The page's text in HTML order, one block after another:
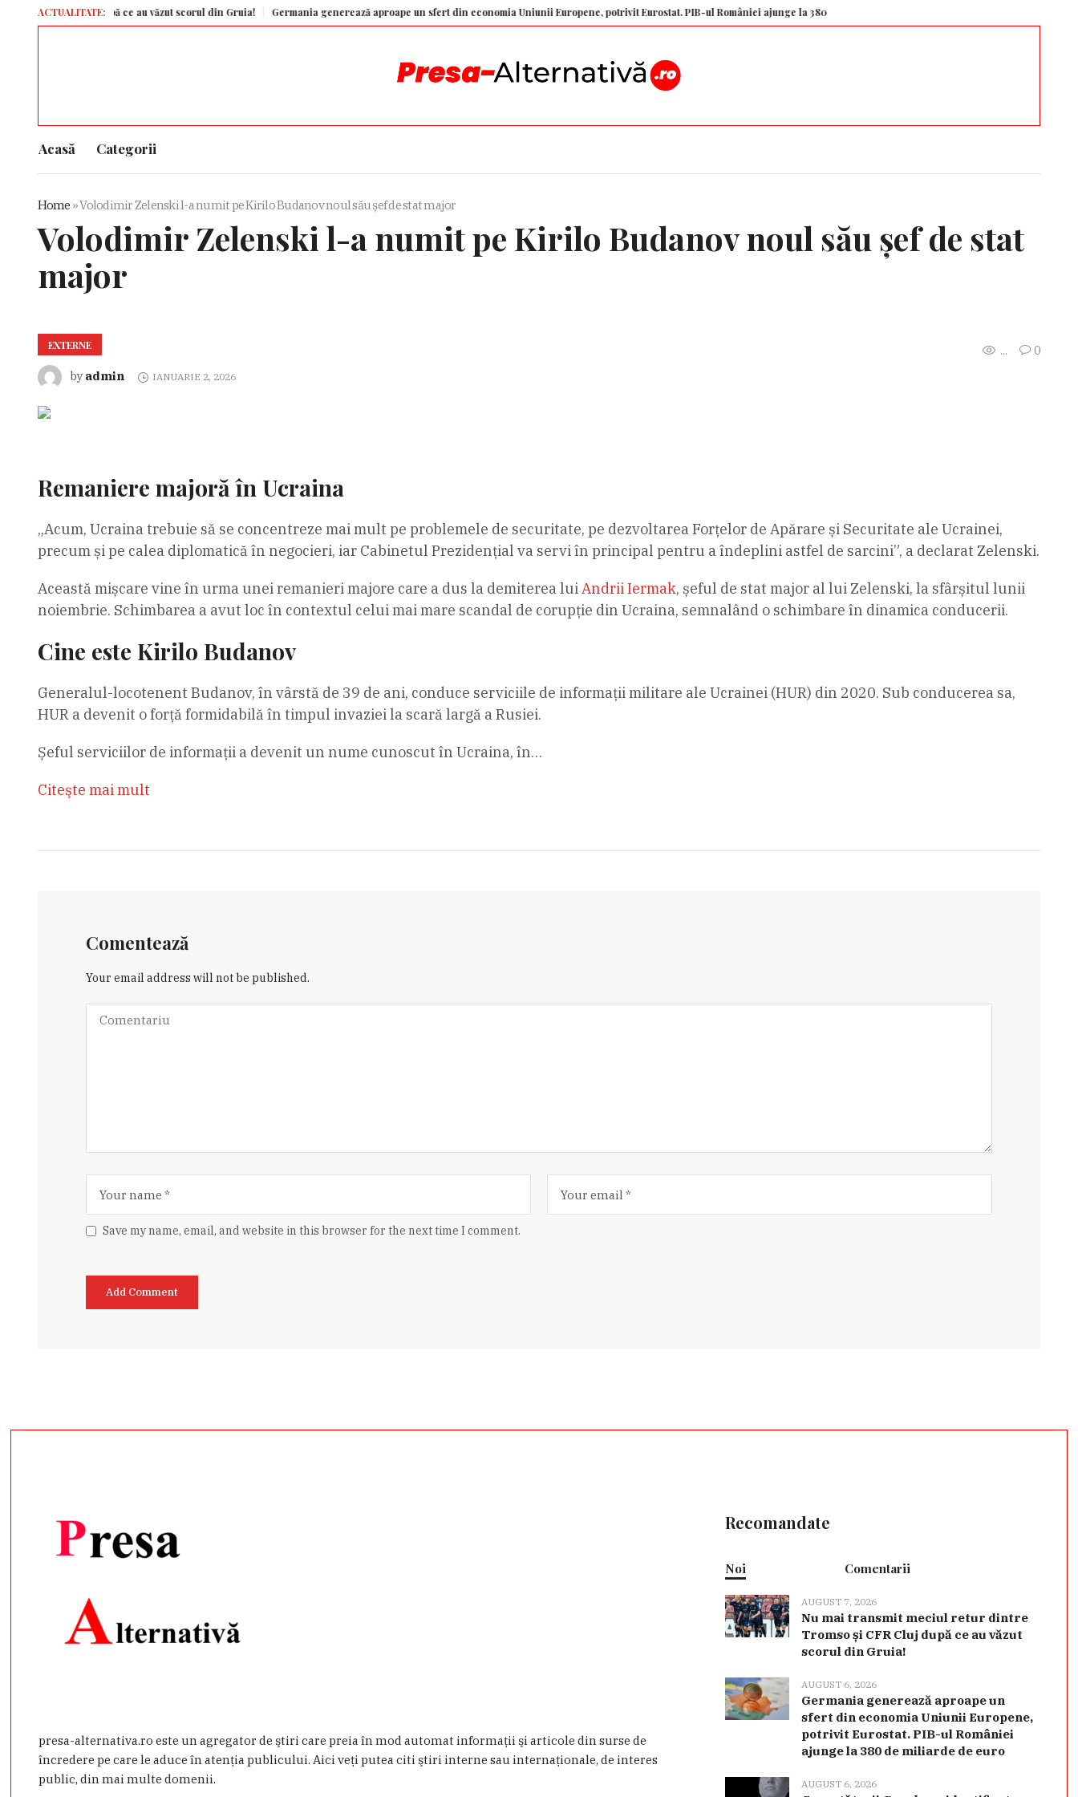
ACTUALITATE:
Cluj după ce au văzut scorul din Gruia! Germania generează aproape un sfert din economia Uniunii Europene, potrivit Eurostat. PIB-ul României ajunge la 380 de miliarde de euro
Acasă Categorii
Home »Volodimir Zelenski l-a numit pe Kirilo Budanov noul său șef de stat major
Volodimir Zelenski l-a numit pe Kirilo Budanov noul său șef de stat
major
EXTERNE ...
0
by admin IANUARIE 2, 2026
Remaniere majoră în Ucraina
„Acum, Ucraina trebuie să se concentreze mai mult pe problemele de securitate, pe dezvoltarea Forțelor de Apărare și Securitate ale Ucrainei,
precum și pe calea diplomatică în negocieri, iar Cabinetul Prezidențial va servi în principal pentru a îndeplini astfel de sarcini”, a declarat Zelenski.
Această mișcare vine în urma unei remanieri majore care a dus la demiterea luiAndrii Iermak, șeful de stat major al lui Zelenski, la sfârșitul lunii
noiembrie. Schimbarea a avut loc în contextul celui mai mare scandal de corupție din Ucraina, semnalând o schimbare în dinamica conducerii.
Cine este Kirilo Budanov
Generalul-locotenent Budanov, în vârstă de 39 de ani, conduce serviciile de informații militare ale Ucrainei (HUR) din 2020. Sub conducerea sa,
HUR a devenit o forță formidabilă în timpul invaziei la scară largă a Rusiei.
Șeful serviciilor de informații a devenit un nume cunoscut în Ucraina, în…
Citeşte mai mult
Comentează
Your email address will not be published.
Save my name, email, and website in this browser for the next time I comment.
presa-alternativa.ro este un agregator de ştiri care preia în mod automat informaţii şi articole din surse de
încredere pe care le aduce în atenţia publicului. Aici veţi putea citi ştiri interne sau internaţionale, de interes
public, din mai multe domenii.
Recomandate
Noi Comentarii
AUGUST 7, 2026
Nu mai transmit meciul retur dintre
Tromso și CFR Cluj după ce au văzut
scorul din Gruia!
AUGUST 6, 2026
Germania generează aproape un
sfert din economia Uniunii Europene,
potrivit Eurostat. PIB-ul României
ajunge la 380 de miliarde de euro
AUGUST 6, 2026